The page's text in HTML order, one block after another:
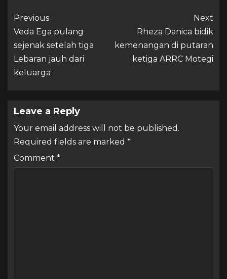
Previous
Veda Ega pulang
sejenak setelah tiga
Lebaran jauh dari
keluarga
Next
Rheza Danica bidik
kemenangan di putaran
ketiga ARRC Motegi
Leave a Reply
Your email address will not be published.
Required fields are marked *
Comment *